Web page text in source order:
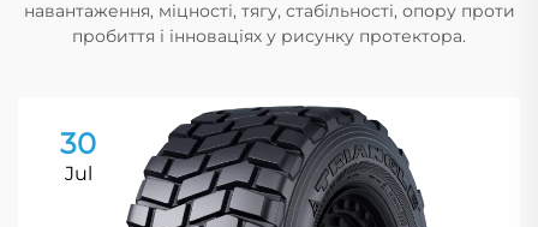
навантаження, міцності, тягу, стабільності, опору проти
пробиття і інноваціях у рисунку протектора.
30
Jul